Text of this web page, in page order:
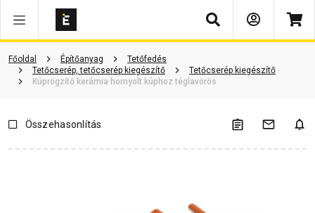
Keresés
Főoldal Építőanyag
Tetőfedés
Tetőcserép, tetőcserép kiegészítő
Tetőcserép kiegészítő
Kúprögzítő kerámia hornyolt kúphoz téglavörös
Vásárlói vélemények Kérdések és válaszok Kapcsolódó cikkek
Összehasonlítás